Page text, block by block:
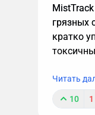
грязных
кратко
Читать
10 1